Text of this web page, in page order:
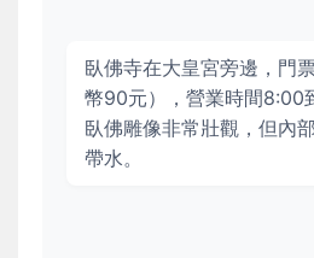
臥佛寺在大皇宮旁邊，門
幣90元），營業時間8:00
臥佛雕像非常壯觀，但內
帶水。